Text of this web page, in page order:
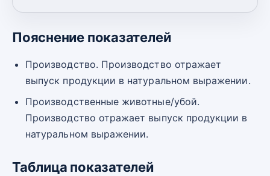
Пояснение показателей
Производство. Производство отражает
выпуск продукции в натуральном выражении.
Производственные животные/убой.
Производство отражает выпуск продукции в
натуральном выражении.
Таблица показателей